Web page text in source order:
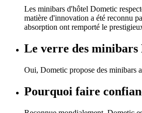
Les minibars d'hôtel Dometic
matière d'innovation a été reconnu
absorption ont remporté le
Le verre des minibars
Oui, Dometic propose des minibars
Pourquoi faire